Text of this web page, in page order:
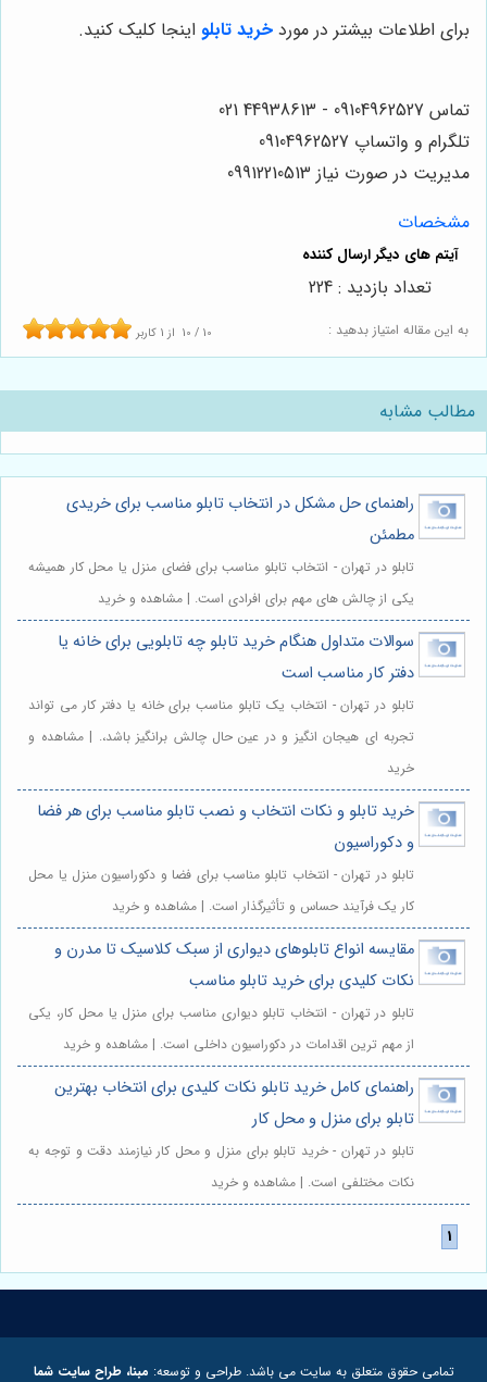
برای اطلاعات بیشتر در مورد خرید تابلو اینجا کلیک کنید.
تماس 09104962527 - 44938613 021
تلگرام و واتساپ 09104962527
مدیریت در صورت نیاز 09912210513
مشخصات
به این مقاله امتیاز بدهید : 10 / 10 از 1 کاربر
تعداد بازدید : 224
مطالب مشابه
راهنمای حل مشکل در انتخاب تابلو مناسب برای خریدی
مطمئن
تابلو در تهران - انتخاب تابلو مناسب برای فضای منزل یا محل کار همیشه
یکی از چالش های مهم برای افرادی است. | مشاهده و خرید
سوالات متداول هنگام خرید تابلو چه تابلویی برای خانه یا
دفتر کار مناسب است
تابلو در تهران - انتخاب یک تابلو مناسب برای خانه یا دفتر کار می تواند
تجربه ای هیجان انگیز و در عین حال چالش برانگیز باشد،. | مشاهده و
خرید
خرید تابلو و نکات انتخاب و نصب تابلو مناسب برای هر فضا
و دکوراسیون
تابلو در تهران - انتخاب تابلو مناسب برای فضا و دکوراسیون منزل یا محل
کار یک فرآیند حساس و تأثیرگذار است. | مشاهده و خرید
مقایسه انواع تابلوهای دیواری از سبک کلاسیک تا مدرن و
نکات کلیدی برای خرید تابلو مناسب
تابلو در تهران - انتخاب تابلو دیواری مناسب برای منزل یا محل کار، یکی
از مهم ترین اقدامات در دکوراسیون داخلی است. | مشاهده و خرید
راهنمای کامل خرید تابلو نکات کلیدی برای انتخاب بهترین
تابلو برای منزل و محل کار
تابلو در تهران - خرید تابلو برای منزل و محل کار نیازمند دقت و توجه به
نکات مختلفی است. | مشاهده و خرید
تمامی حقوق متعلق به سایت می باشد. طراحی و توسعه: مبنا، طراح سایت شما